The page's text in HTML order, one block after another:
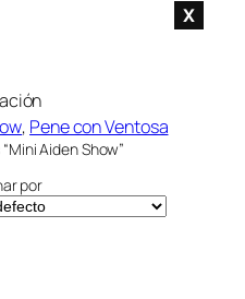
X
, Pene con Ventosa
Aiden Show”
por